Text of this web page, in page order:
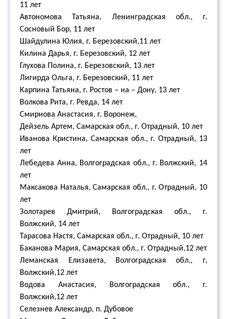
11 лет
Автономова Татьяна, Ленинградская обл., г.
Сосновый Бор, 11 лет
Шайдулина Юлия, г. Березовский,11 лет
Килина Дарья, г. Березовский, 12 лет
Глухова Полина, г. Березовский, 13 лет
Лигирда Ольга, г. Березовский, 11 лет
Карпина Татьяна, г. Ростов – на – Дону, 13 лет
Волкова Рита, г. Ревда, 14 лет
Смирнова Анастасия, г. Воронеж,
Дейзель Артем, Самарская обл., г. Отрадный, 10 лет
Иванова Кристина, Самарская обл., г. Отрадный, 13
лет
Лебедева Анна, Волгоградская обл., г. Волжский, 14
лет
Максакова Наталья, Самарская обл., г. Отрадный, 10
лет
Золотарев Дмитрий, Волгоградская обл., г.
Волжский, 14 лет
Тарасова Настя, Самарская обл., г. Отрадный, 10 лет
Баканова Мария, Самарская обл., г. Отрадный,12 лет
Леманская Елизавета, Волгоградская обл., г.
Волжский,12 лет
Водова Анастасия, Волгоградская обл., г.
Волжский,12 лет
Селезнев Александр, п. Дубовое